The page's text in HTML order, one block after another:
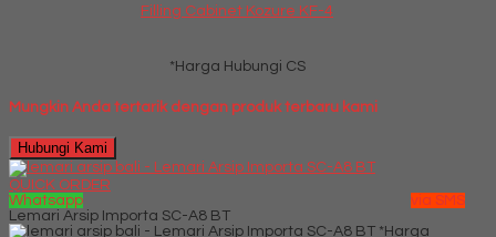
Filling Cabinet Kozure KF-4
*Harga Hubungi CS
Mungkin Anda tertarik dengan produk terbaru kami
Hubungi Kami
QUICK ORDER
Whatsapp
via SMS
Lemari Arsip Importa SC-A8 BT
*Harga